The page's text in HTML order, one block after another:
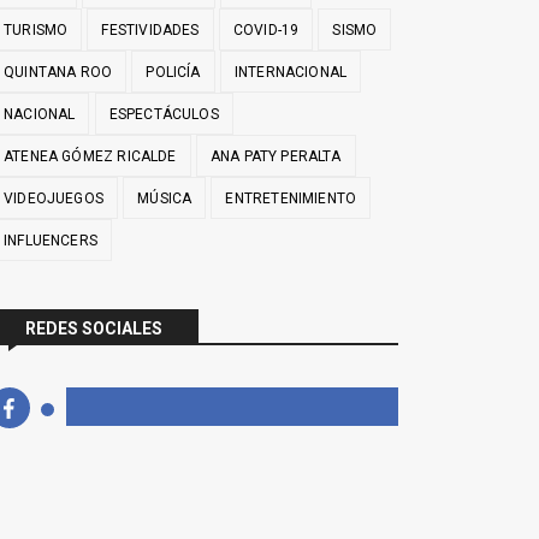
TURISMO FESTIVIDADES COVID-19 SISMO
QUINTANA ROO POLICÍA INTERNACIONAL
NACIONAL ESPECTÁCULOS
ATENEA GÓMEZ RICALDE ANA PATY PERALTA
VIDEOJUEGOS MÚSICA ENTRETENIMIENTO
INFLUENCERS
REDES SOCIALES